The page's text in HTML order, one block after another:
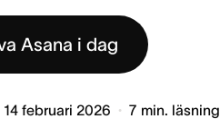
Asana i dag
14 februari 2026 7 min. läsning